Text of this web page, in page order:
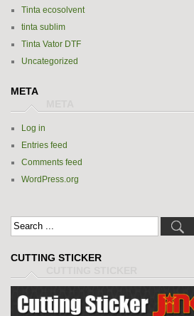
Tinta ecosolvent
tinta sublim
Tinta Vator DTF
Uncategorized
META
Log in
Entries feed
Comments feed
WordPress.org
CUTTING STICKER